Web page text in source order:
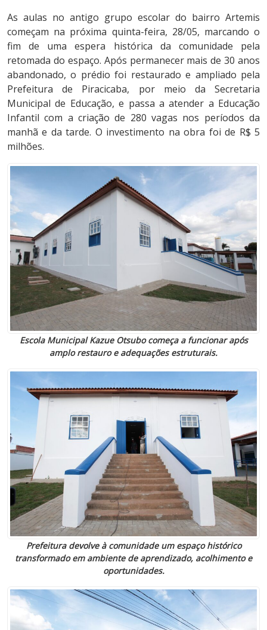
As aulas no antigo grupo escolar do bairro Artemis
começam na próxima quinta-feira, 28/05, marcando o
fim de uma espera histórica da comunidade pela
retomada do espaço. Após permanecer mais de 30 anos
abandonado, o prédio foi restaurado e ampliado pela
Prefeitura de Piracicaba, por meio da Secretaria
Municipal de Educação, e passa a atender a Educação
Infantil com a criação de 280 vagas nos períodos da
manhã e da tarde. O investimento na obra foi de R$ 5
milhões.
Escola Municipal Kazue Otsubo começa a funcionar após
amplo restauro e adequações estruturais.
Prefeitura devolve à comunidade um espaço histórico
transformado em ambiente de aprendizado, acolhimento e
oportunidades.